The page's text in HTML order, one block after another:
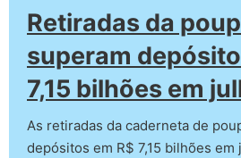
Retiradas da
superam
7,15 bilhões em
As retiradas da caderneta de
depósitos em R$ 7,15 bilhões em